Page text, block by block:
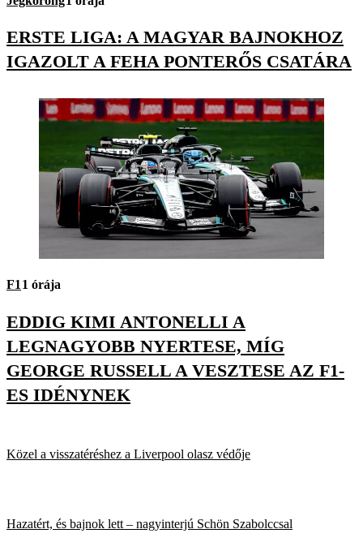
ERSTE LIGA: A MAGYAR BAJNOKHOZ
IGAZOLT A FEHA PONTERŐS CSATÁRA
F1 1 órája
EDDIG KIMI ANTONELLI A
LEGNAGYOBB NYERTESE, MÍG
GEORGE RUSSELL A VESZTESE AZ F1-
ES IDÉNYNEK
Közel a visszatéréshez a Liverpool olasz védője
Hazatért, és bajnok lett – nagyinterjú Schön Szabolccsal